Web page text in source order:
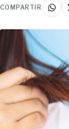
COMPARTIR